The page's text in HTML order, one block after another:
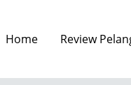
Home Review